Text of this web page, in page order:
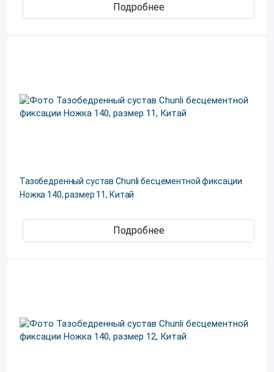
Подробнее
Тазобедренный сустав Chunli бесцементной фиксации
Ножка 140, размер 11, Китай
Подробнее